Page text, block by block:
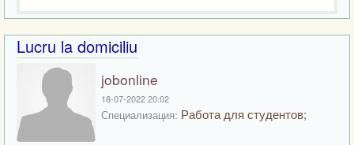
Lucru la domiciliu
jobonline
18-07-2022 20:02
Специализация: Работа для студентов;